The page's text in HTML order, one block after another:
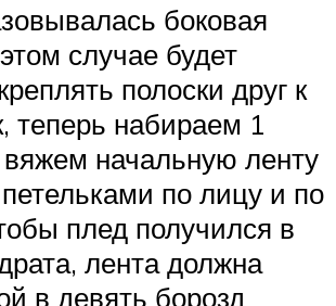
боковая
случае будет
полоски друг к
теперь набираем 1
вяжем начальную ленту
по лицу и по
плед получился в
лента должна
в девять борозд